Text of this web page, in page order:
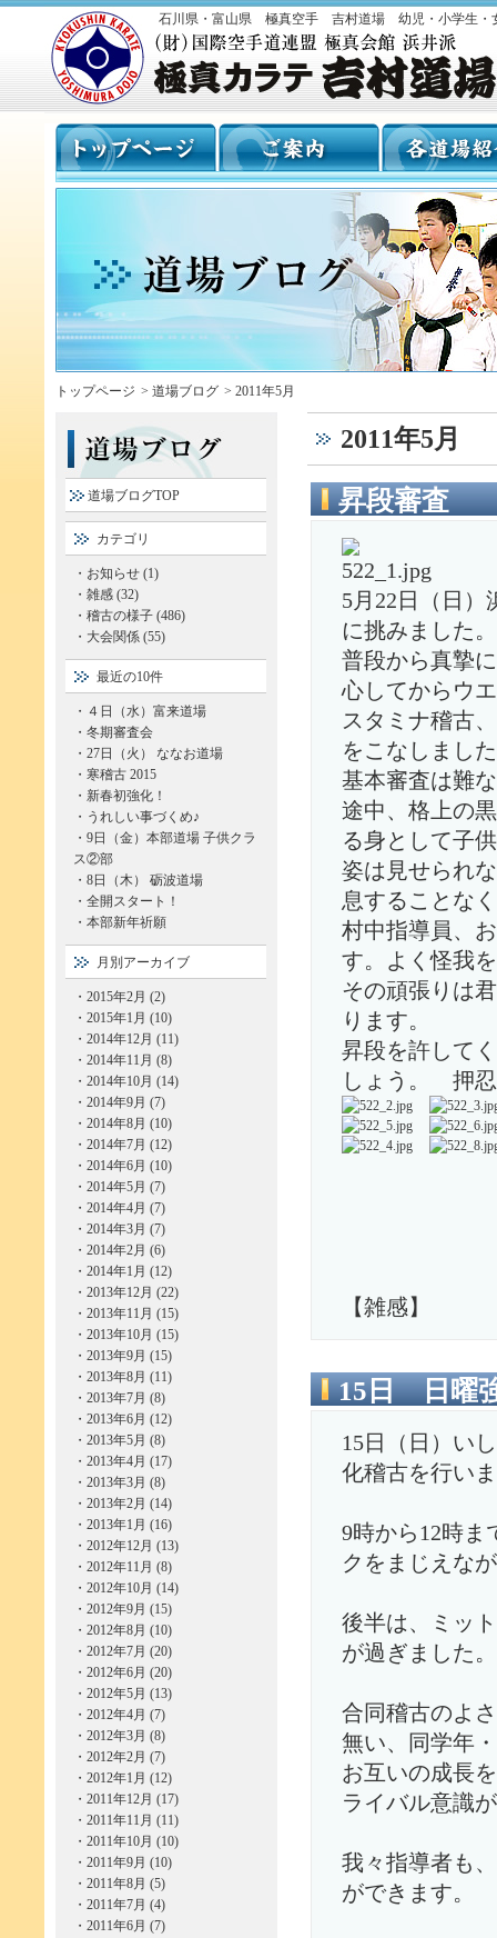
石川県・富山県 極真空手 吉村道場 幼児・小学生・
トップページ > 道場ブログ > 2011年5月
2011年5月
昇段審査
5月22日（日）
に挑みました。
普段から真摯
心してからウ
スタミナ稽古
をこなしまし
基本審査は難
途中、格上の
る身として子
姿は見せられ
息することな
村中指導員、
す。よく怪我
その頑張りは
ります。
昇段を許して
しょう。 押
【雑感】
15日 日曜
15日（日）い
化稽古を行い
9時から12時ま
クをまじえな
後半は、ミッ
が過ぎました。
合同稽古のよ
無い、同学年
お互いの成長
ライバル意識
我々指導者も
ができます。
道場ブログTOP
カテゴリ
・ お知らせ (1)
・ 雑感 (32)
・ 稽古の様子 (486)
・ 大会関係 (55)
最近の10件
・ ４日（水）富来道場
・ 冬期審査会
・ 27日（火） ななお道場
・ 寒稽古 2015
・ 新春初強化！
・ うれしい事づくめ♪
・ 9日（金）本部道場 子供クラ
ス②部
・ 8日（木） 砺波道場
・ 全開スタート！
・ 本部新年祈願
月別アーカイブ
・ 2015年2月 (2)
・ 2015年1月 (10)
・ 2014年12月 (11)
・ 2014年11月 (8)
・ 2014年10月 (14)
・ 2014年9月 (7)
・ 2014年8月 (10)
・ 2014年7月 (12)
・ 2014年6月 (10)
・ 2014年5月 (7)
・ 2014年4月 (7)
・ 2014年3月 (7)
・ 2014年2月 (6)
・ 2014年1月 (12)
・ 2013年12月 (22)
・ 2013年11月 (15)
・ 2013年10月 (15)
・ 2013年9月 (15)
・ 2013年8月 (11)
・ 2013年7月 (8)
・ 2013年6月 (12)
・ 2013年5月 (8)
・ 2013年4月 (17)
・ 2013年3月 (8)
・ 2013年2月 (14)
・ 2013年1月 (16)
・ 2012年12月 (13)
・ 2012年11月 (8)
・ 2012年10月 (14)
・ 2012年9月 (15)
・ 2012年8月 (10)
・ 2012年7月 (20)
・ 2012年6月 (20)
・ 2012年5月 (13)
・ 2012年4月 (7)
・ 2012年3月 (8)
・ 2012年2月 (7)
・ 2012年1月 (12)
・ 2011年12月 (17)
・ 2011年11月 (11)
・ 2011年10月 (10)
・ 2011年9月 (10)
・ 2011年8月 (5)
・ 2011年7月 (4)
・ 2011年6月 (7)